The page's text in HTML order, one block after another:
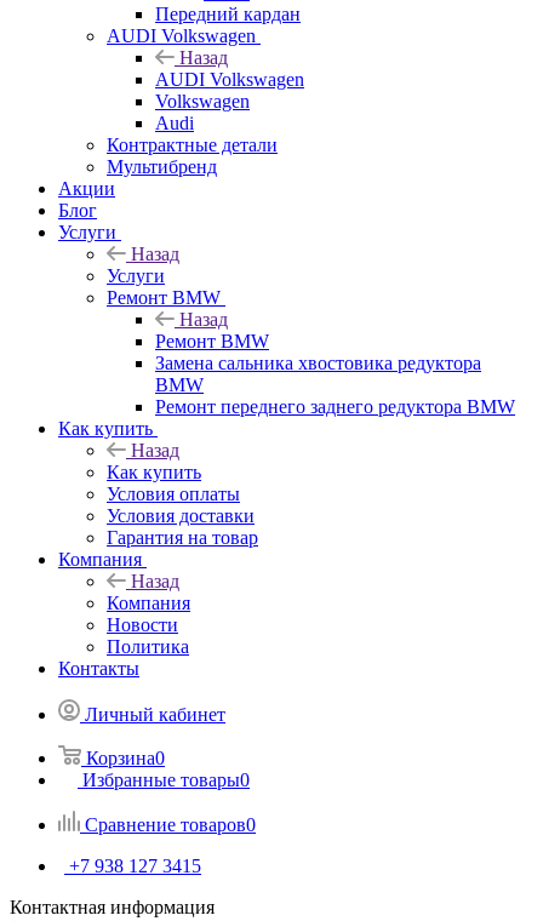
Передний кардан
AUDI Volkswagen
Назад
AUDI Volkswagen
Volkswagen
Audi
Контрактные детали
Мультибренд
Акции
Блог
Услуги
Назад
Услуги
Ремонт BMW
Назад
Ремонт BMW
Замена сальника хвостовика редуктора
BMW
Ремонт переднего заднего редуктора BMW
Как купить
Назад
Как купить
Условия оплаты
Условия доставки
Гарантия на товар
Компания
Назад
Компания
Новости
Политика
Контакты
Личный кабинет
Корзина0
Избранные товары0
Сравнение товаров0
+7 938 127 3415
Контактная информация